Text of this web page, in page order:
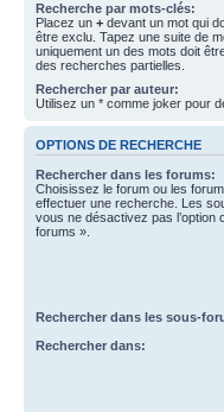
Recherche par mots-clés:
Placez un + devant un mot qui
être exclu. Tapez une suite de
uniquement un des mots doit
des recherches partielles.
Rechercher par auteur:
Utilisez un * comme joker pour
OPTIONS DE RECHERCHE
Rechercher dans les forums:
Choisissez le forum ou les
effectuer une recherche. Les
vous ne désactivez pas
forums ».
Rechercher dans les sous-
Rechercher dans: